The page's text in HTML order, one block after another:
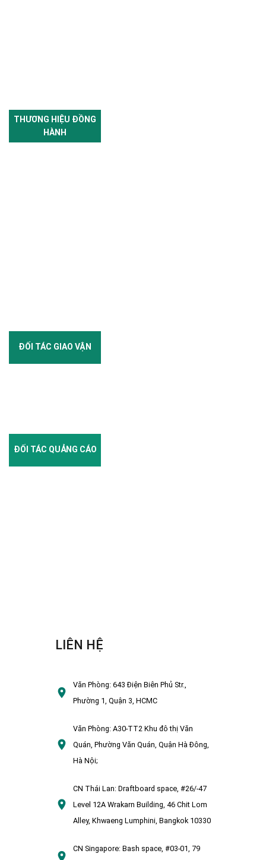
THƯƠNG HIỆU ĐỒNG
HÀNH
ĐỐI TÁC GIAO VẬN
ĐỐI TÁC QUẢNG CÁO
LIÊN HỆ
Văn Phòng:643 Điện Biên Phủ Str.,
Phường 1, Quận 3, HCMC
Văn Phòng:A30-TT2 Khu đô thị Văn
Quán, Phường Văn Quán, Quận Hà Đông,
Hà Nội;
CN Thái Lan: Draftboard space, #26/-47
Level 12A Wrakarn Building, 46 Chit Lom
Alley, Khwaeng Lumphini, Bangkok 10330
CN Singapore: Bash space, #03-01, 79